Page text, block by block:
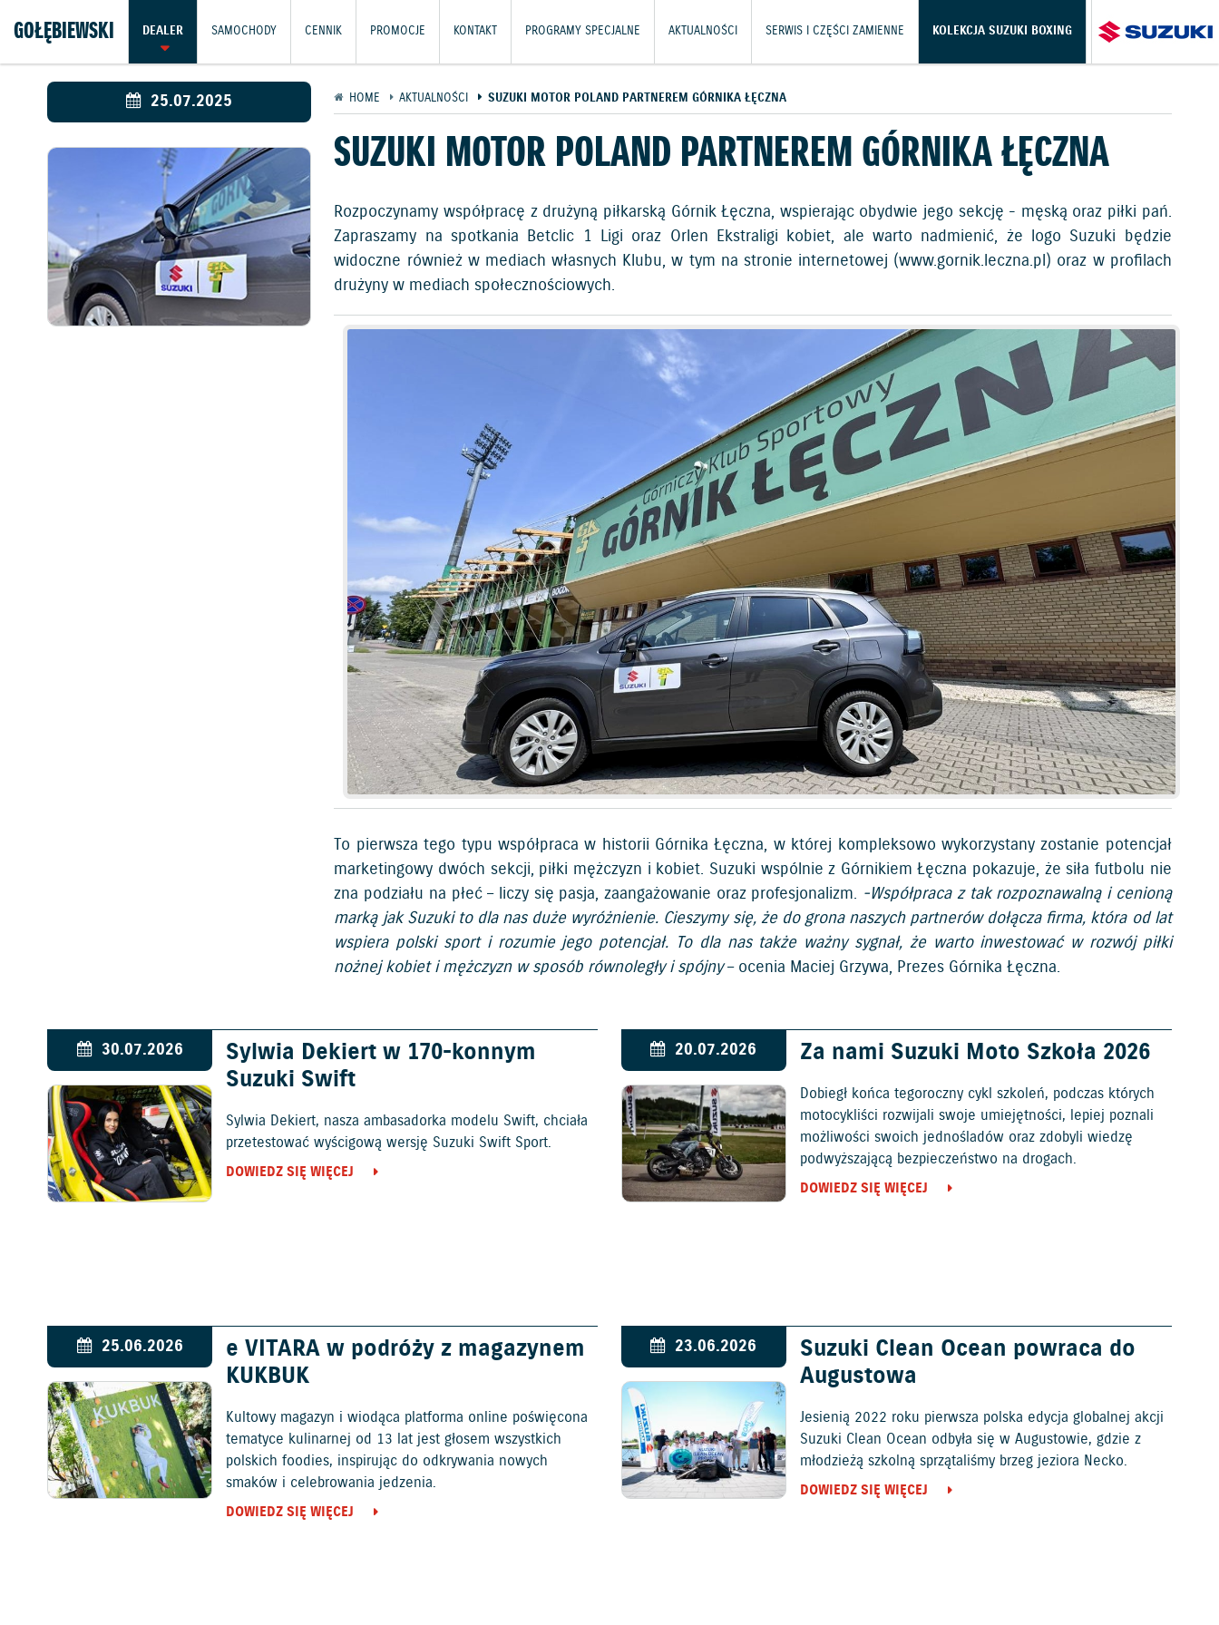
GOŁĘBIEWSKI DEALER SAMOCHODY CENNIK PROMOCJE KONTAKT PROGRAMY SPECJALNE AKTUALNOŚCI SERWIS I CZĘŚCI ZAMIENNE KOLEKCJA SUZUKI BOXING
25.07.2025 HOME AKTUALNOŚCI SUZUKI MOTOR POLAND PARTNEREM GÓRNIKA ŁĘCZNA
SUZUKI MOTOR POLAND PARTNEREM GÓRNIKA ŁĘCZNA
Rozpoczynamy współpracę z drużyną piłkarską Górnik Łęczna, wspierając obydwie jego sekcję - męską oraz piłki pań.
Zapraszamy na spotkania Betclic 1 Ligi oraz Orlen Ekstraligi kobiet, ale warto nadmienić, że logo Suzuki będzie
widoczne również w mediach własnych Klubu, w tym na stronie internetowej (www.gornik.leczna.pl) oraz w profilach
drużyny w mediach społecznościowych.
To pierwsza tego typu współpraca w historii Górnika Łęczna, w której kompleksowo wykorzystany zostanie potencjał
marketingowy dwóch sekcji, piłki mężczyzn i kobiet. Suzuki wspólnie z Górnikiem Łęczna pokazuje, że siła futbolu nie
zna podziału na płeć – liczy się pasja, zaangażowanie oraz profesjonalizm. -Współpraca z tak rozpoznawalną i cenioną
marką jak Suzuki to dla nas duże wyróżnienie. Cieszymy się, że do grona naszych partnerów dołącza firma, która od lat
wspiera polski sport i rozumie jego potencjał. To dla nas także ważny sygnał, że warto inwestować w rozwój piłki
nożnej kobiet i mężczyzn w sposób równoległy i spójny– ocenia Maciej Grzywa, Prezes Górnika Łęczna.
30.07.2026
Sylwia Dekiert w 170-konnym
Suzuki Swift
Sylwia Dekiert, nasza ambasadorka modelu Swift, chciała
przetestować wyścigową wersję Suzuki Swift Sport.
DOWIEDZ SIĘ WIĘCEJ
20.07.2026 Za nami Suzuki Moto Szkoła 2026
Dobiegł końca tegoroczny cykl szkoleń, podczas których
motocykliści rozwijali swoje umiejętności, lepiej poznali
możliwości swoich jednośladów oraz zdobyli wiedzę
podwyższającą bezpieczeństwo na drogach.
DOWIEDZ SIĘ WIĘCEJ
25.06.2026
e VITARA w podróży z magazynem
KUKBUK
Kultowy magazyn i wiodąca platforma online poświęcona
tematyce kulinarnej od 13 lat jest głosem wszystkich
polskich foodies, inspirując do odkrywania nowych
smaków i celebrowania jedzenia.
DOWIEDZ SIĘ WIĘCEJ
23.06.2026
Suzuki Clean Ocean powraca do
Augustowa
Jesienią 2022 roku pierwsza polska edycja globalnej akcji
Suzuki Clean Ocean odbyła się w Augustowie, gdzie z
młodzieżą szkolną sprzątaliśmy brzeg jeziora Necko.
DOWIEDZ SIĘ WIĘCEJ